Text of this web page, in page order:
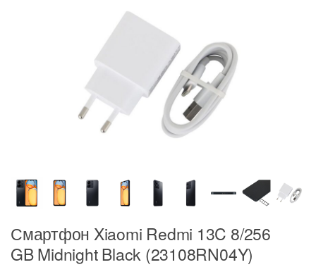
Смартфон Xiaomi Redmi 13C 8/256
GB Midnight Black (23108RN04Y)